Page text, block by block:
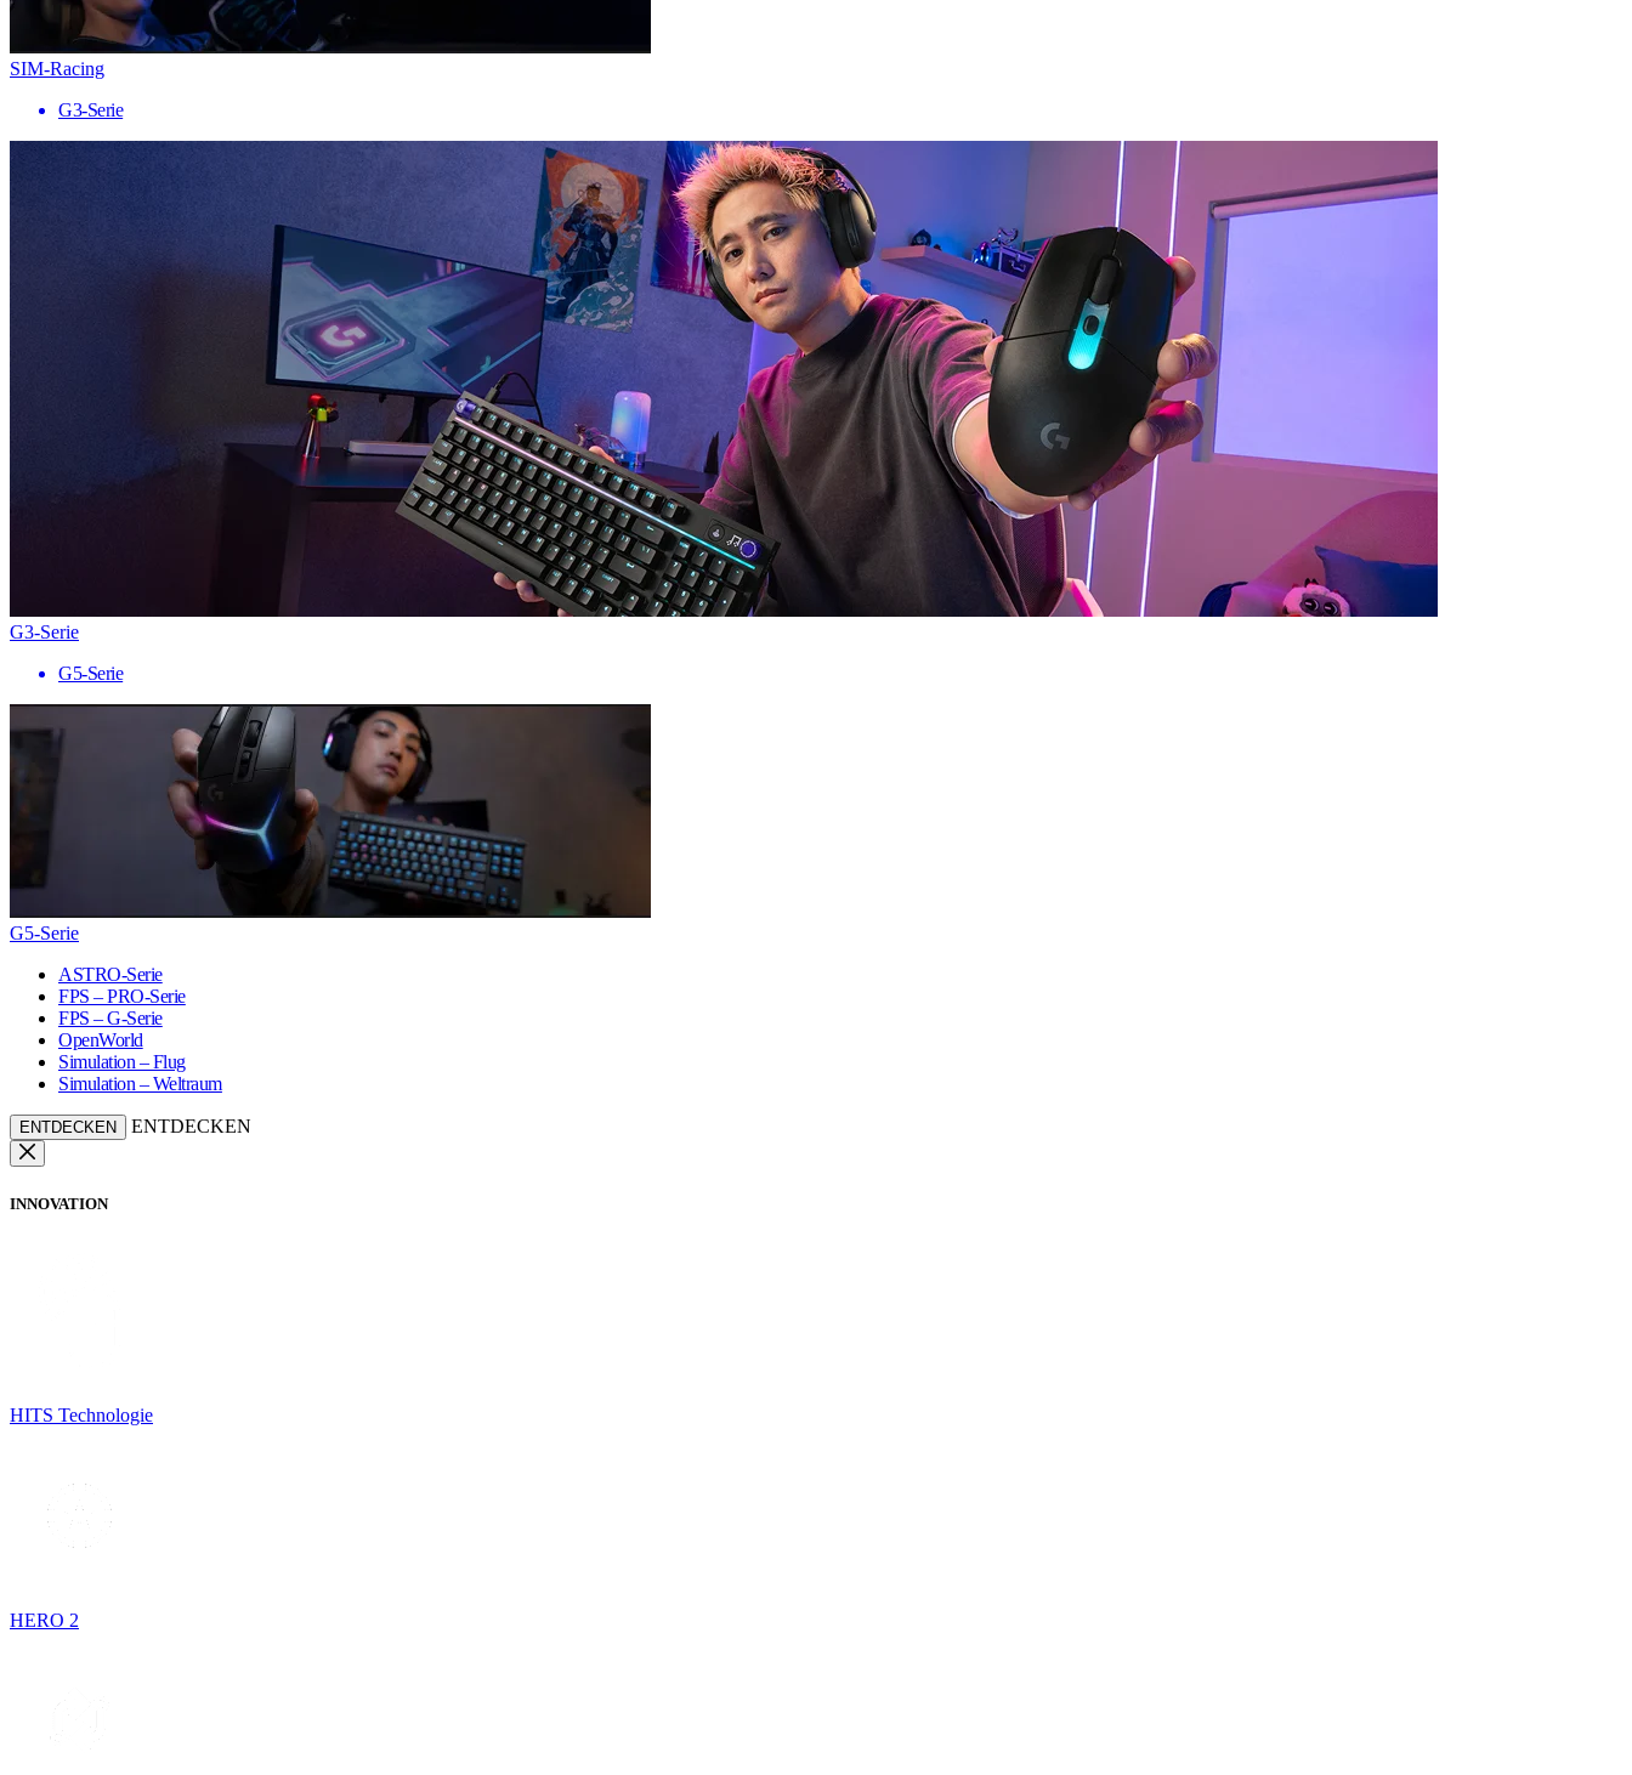
SIM-Racing
G3-Serie
G3-Serie
G5-Serie
G5-Serie
ASTRO-Serie
FPS – PRO-Serie
FPS – G-Serie
OpenWorld
Simulation – Flug
Simulation – Weltraum
ENTDECKEN ENTDECKEN
INNOVATION
HITS Technologie
HERO 2